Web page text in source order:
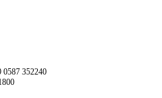
0587 352240